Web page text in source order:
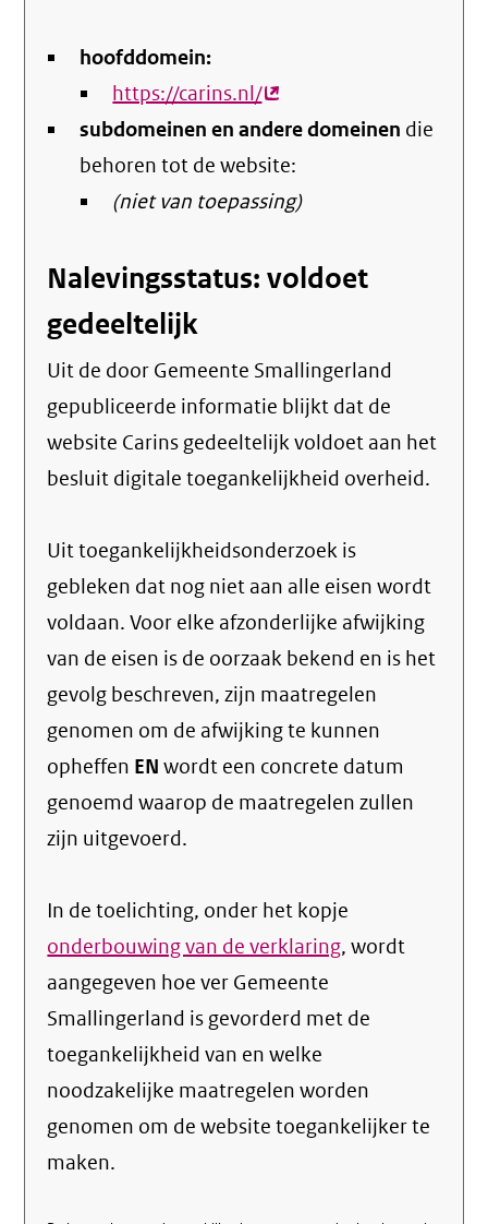
hoofddomein:
https://carins.nl/(externe
link)
subdomeinen en andere domeinen die
behoren tot de website:
(niet van toepassing)
Nalevingsstatus: voldoet
gedeeltelijk
Uit de door Gemeente Smallingerland
gepubliceerde informatie blijkt dat de
website Carins gedeeltelijk voldoet aan het
besluit digitale toegankelijkheid overheid.
Uit toegankelijkheidsonderzoek is
gebleken dat nog niet aan alle eisen wordt
voldaan. Voor elke afzonderlijke afwijking
van de eisen is de oorzaak bekend en is het
gevolg beschreven, zijn maatregelen
genomen om de afwijking te kunnen
opheffen EN wordt een concrete datum
genoemd waarop de maatregelen zullen
zijn uitgevoerd.
In de toelichting, onder het kopje
onderbouwing van de verklaring, wordt
aangegeven hoe ver Gemeente
Smallingerland is gevorderd met de
toegankelijkheid van en welke
noodzakelijke maatregelen worden
genomen om de website toegankelijker te
maken.